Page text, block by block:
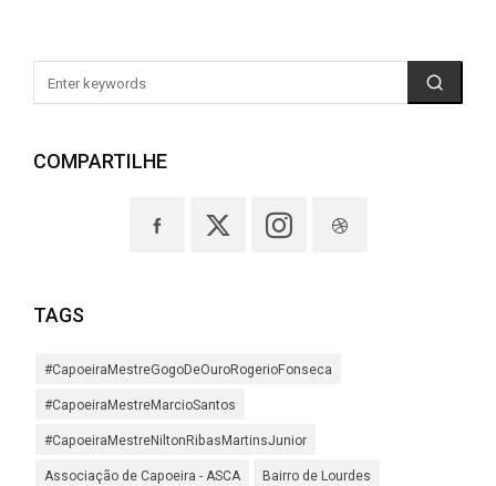
COMPARTILHE
TAGS
#CapoeiraMestreGogoDeOuroRogerioFonseca
#CapoeiraMestreMarcioSantos
#CapoeiraMestreNiltonRibasMartinsJunior
Associação de Capoeira - ASCA Bairro de Lourdes